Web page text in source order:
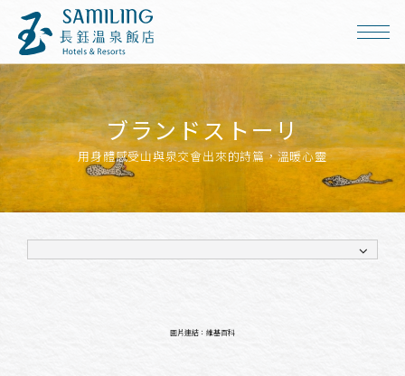
ブランドストーリ
用身體感受山與泉交會出來的詩篇，溫暖心靈
圖片連結：維基百科